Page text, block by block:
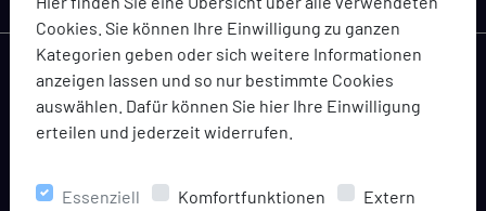
Cookies. Sie können Ihre Einwilligung zu ganzen
Kategorien geben oder sich weitere Informationen
anzeigen lassen und so nur bestimmte Cookies
auswählen. Dafür können Sie hier Ihre Einwilligung
erteilen und jederzeit widerrufen.
Essenziell Komfortfunktionen Extern
KONTAKTIEREN SIE UNS
+49 7181 938060